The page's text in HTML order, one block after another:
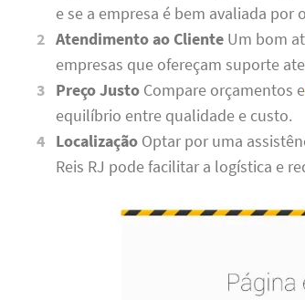
e se a empresa é bem avaliada por
Atendimento ao ClienteUm bom
empresas que ofereçam suporte
Preço JustoCompare orçamentos e
equilíbrio entre qualidade e custo.
LocalizaçãoOptar por uma
Reis RJ pode facilitar a logística e